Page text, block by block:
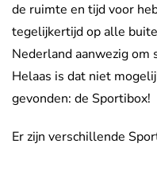
de ruimte en tijd voor
tegelijkertijd op alle
Nederland aanwezig
Helaas is dat niet
gevonden: de Sportibox!
Er zijn verschillende